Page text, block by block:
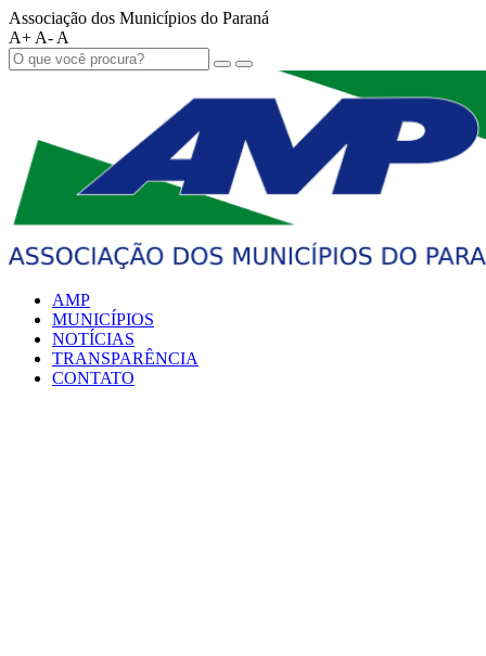
Associação dos Municípios do Paraná
A+ A- A
AMP
MUNICÍPIOS
NOTÍCIAS
TRANSPARÊNCIA
CONTATO